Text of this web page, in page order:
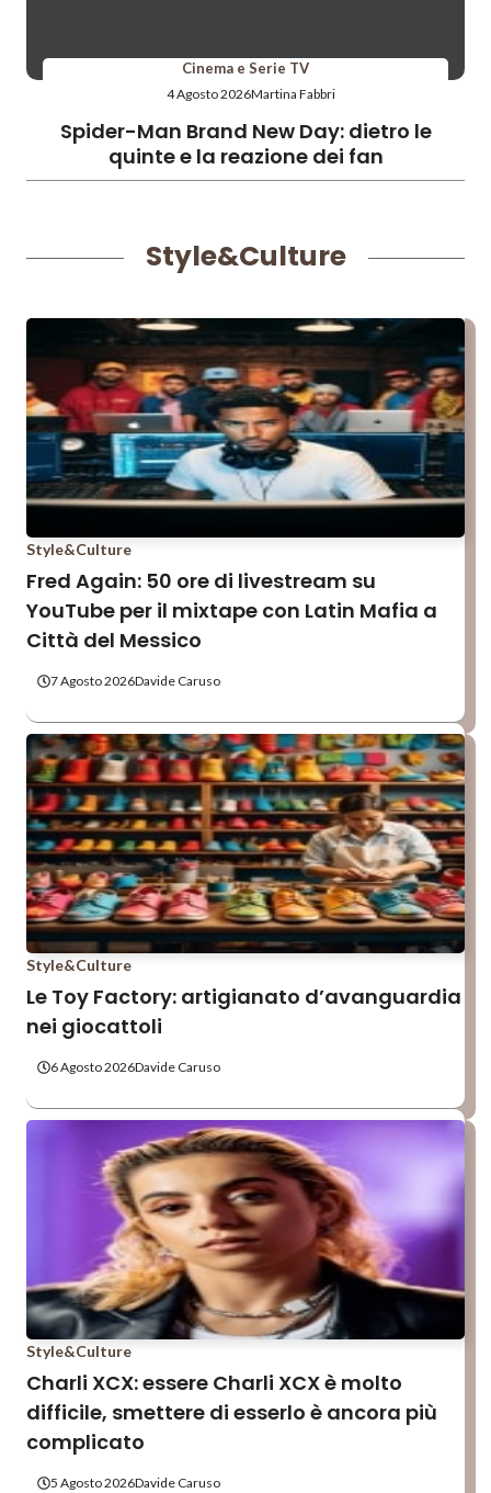
Cinema e Serie TV
4 Agosto 2026Martina Fabbri
Spider-Man Brand New Day: dietro le
quinte e la reazione dei fan
Style&Culture
Style&Culture
Fred Again: 50 ore di livestream su
YouTube per il mixtape con Latin Mafia a
Città del Messico
7 Agosto 2026Davide Caruso
Style&Culture
Le Toy Factory: artigianato d’avanguardia
nei giocattoli
6 Agosto 2026Davide Caruso
Style&Culture
Charli XCX: essere Charli XCX è molto
difficile, smettere di esserlo è ancora più
complicato
5 Agosto 2026Davide Caruso